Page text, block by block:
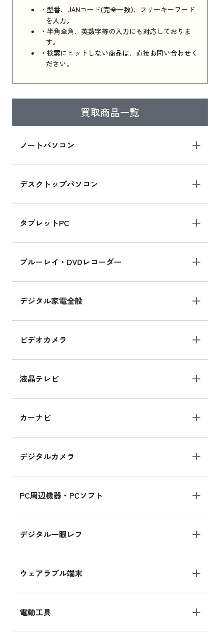
・型番、JANコード(完全一致)、フリーキーワード
を入力。
・半角全角、英数字等の入力にも対応しておりま
す。
・検索にヒットしない商品は、直接お問い合わせく
ださい。
買取商品一覧
ノートパソコン
デスクトップパソコン
タブレットPC
ブルーレイ・DVDレコーダー
デジタル家電全般
ビデオカメラ
液晶テレビ
カーナビ
デジタルカメラ
PC周辺機器・PCソフト
デジタル一眼レフ
ウェアラブル端末
電動工具
iPhone 16e シリーズ 2025 新品買取価格はこち
ら
iPad 11インチ 2025年春モデル
はこちら
ら
iPad mini シリーズ 2024
iPad mini 8.3インチ の新品買取価格
iPhone 16 シリーズ
iPhone 16 の新品買取価格
iPad Air 11インチ シリーズ
iPad Air 11インチ の新品買取価格
iPhone 15 128GB シリーズ
iPhone 15 128GB の新品買取価格
MK2K3J/Aの新品買取価格はこちら